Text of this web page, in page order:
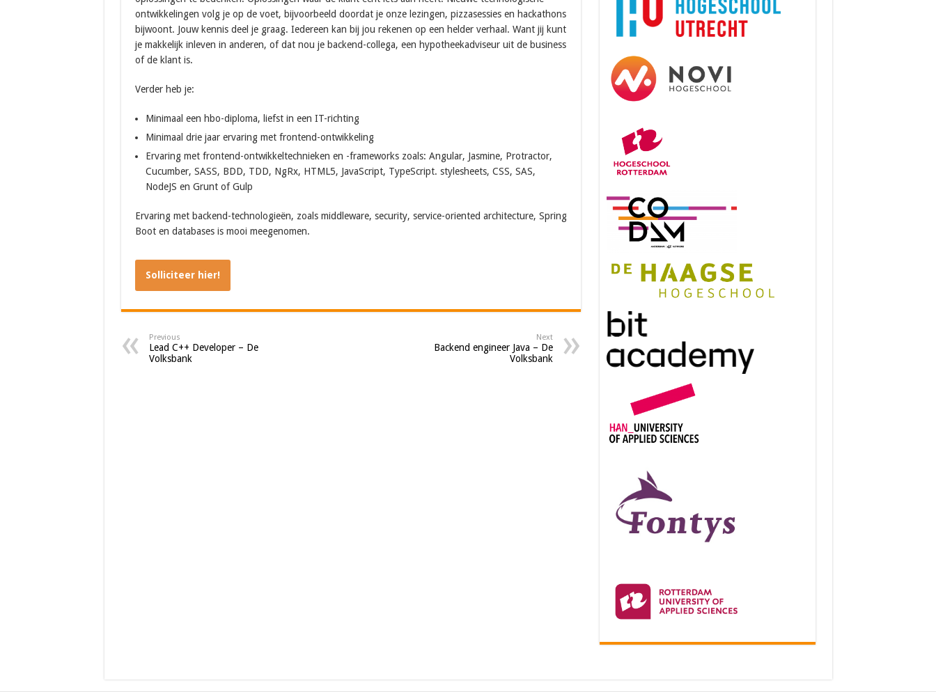
ontwikkelingen volg je op de voet, bijvoorbeeld doordat je onze lezingen, pizzasessies en hackathons
bijwoont. Jouw kennis deel je graag. Iedereen kan bij jou rekenen op een helder verhaal. Want jij kunt
je makkelijk inleven in anderen, of dat nou je backend-collega, een hypotheekadviseur uit de business
of de klant is.
Verder heb je:
Minimaal een hbo-diploma, liefst in een IT-richting
Minimaal drie jaar ervaring met frontend-ontwikkeling
Ervaring met frontend-ontwikkeltechnieken en -frameworks zoals: Angular, Jasmine, Protractor,
Cucumber, SASS, BDD, TDD, NgRx, HTML5, JavaScript, TypeScript. stylesheets, CSS, SAS,
NodeJS en Grunt of Gulp
Ervaring met backend-technologieën, zoals middleware, security, service-oriented architecture, Spring
Boot en databases is mooi meegenomen.
Solliciteer hier!
Previous
Lead C++ Developer – De
Volksbank
Next
Backend engineer Java – De
Volksbank